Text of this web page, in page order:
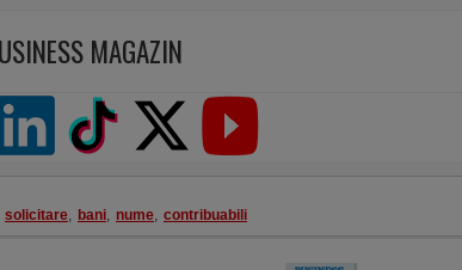
MAGAZIN
solicitare, bani, nume, contribuabili